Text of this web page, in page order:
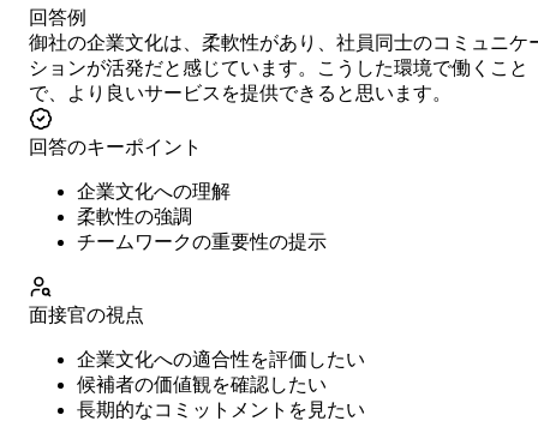
回答例
御社の企業文化は、柔軟性があり、社員同士のコミュニケ
ションが活発だと感じています。こうした環境で働くこと
で、より良いサービスを提供できると思います。
回答のキーポイント
企業文化への理解
柔軟性の強調
チームワークの重要性の提示
面接官の視点
企業文化への適合性を評価したい
候補者の価値観を確認したい
長期的なコミットメントを見たい